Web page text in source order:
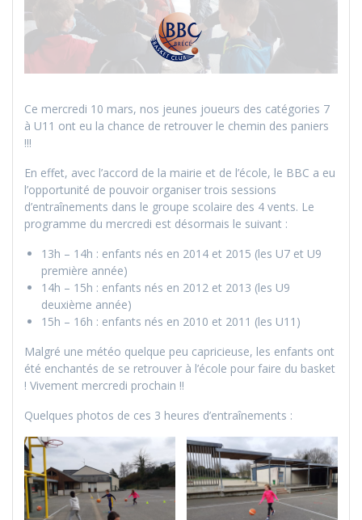
Ce mercredi 10 mars, nos jeunes joueurs des catégories 7
à U11 ont eu la chance de retrouver le chemin des paniers
!!!
En effet, avec l’accord de la mairie et de l’école, le BBC a eu
l’opportunité de pouvoir organiser trois sessions
d’entraînements dans le groupe scolaire des 4 vents. Le
programme du mercredi est désormais le suivant :
13h – 14h : enfants nés en 2014 et 2015 (les U7 et U9
première année)
14h – 15h : enfants nés en 2012 et 2013 (les U9
deuxième année)
15h – 16h : enfants nés en 2010 et 2011 (les U11)
Malgré une météo quelque peu capricieuse, les enfants ont
été enchantés de se retrouver à l’école pour faire du basket
! Vivement mercredi prochain !!
Quelques photos de ces 3 heures d’entraînements :